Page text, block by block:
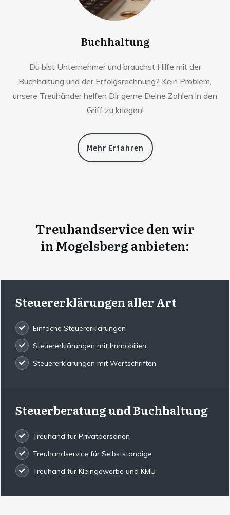
Buchhaltung
Du bist Unternehmer und brauchst Hilfe mit der
Buchhaltung und der Erfolgsrechnung? Kein Problem,
unsere Treuhänder helfen Dir gerne Deine Zahlen in den
Griff zu kriegen!
Mehr Erfahren
Treuhandservice den wir
in Mogelsberg anbieten:
Steuererklärungen aller Art
Einfache Steuererklärungen
Steuererklärungen mit Immobilien
Steuererklärungen mit Wertschriften
Steuerberatung und Buchhaltung
Treuhand für Privatpersonen
Treuhandservice für Selbstständige
Treuhand für Kleingewerbe und KMU